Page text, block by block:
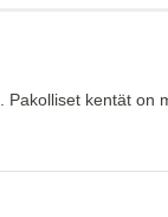
Pakolliset kentät on